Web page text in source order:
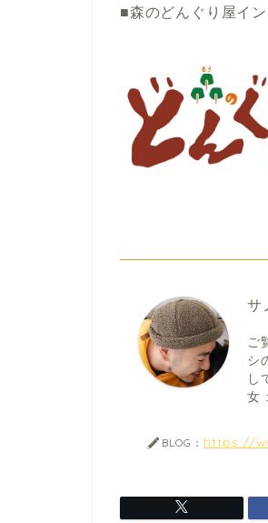
■森のどんぐり屋イ
サ
ご
シ
し
女
BLOG： https://